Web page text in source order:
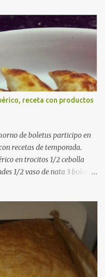
1,2 litros de caldo de
de azafrán 1 cucharadita de
de oliva virgen extra Sal al
Elaboración 1. Prepara las
las hojas duras y córtalas en
en agua con limón para
la paellera, añade un buen
pollo y las costillas a fuego
más dorado, más sabor ten...
receta con productos
de boletus participo en
recetas de temporada.
en trocitos 1/2 cebolla
1/2 vaso de nata 3 boletus
Elaboración: Precalentar el
doramos en una sartén
a fuego medio. A
boletus en trocitos
el jamón ibérico cortado
y los agregamos a la mezcla